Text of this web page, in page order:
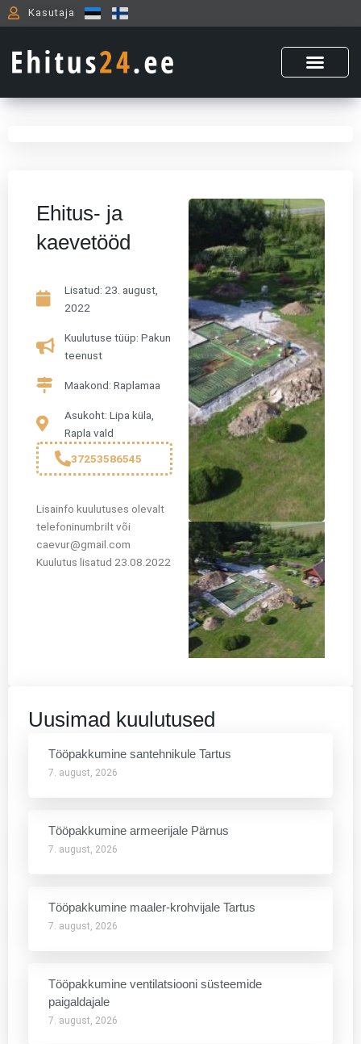
Skip
to
Kasutaja
Ehitus- ja
kaevetööd
Lisatud: 23. august,
2022
Kuulutuse tüüp: Pakun
teenust
Maakond: Raplamaa
Asukoht: Lipa küla,
Rapla vald
37253586545
Lisainfo kuulutuses olevalt
telefoninumbrilt või
caevur@gmail.com
Kuulutus lisatud 23.08.2022
Uusimad kuulutused
Tööpakkumine santehnikule Tartus
7. august, 2026
Tööpakkumine armeerijale Pärnus
7. august, 2026
Tööpakkumine maaler-krohvijale Tartus
7. august, 2026
Tööpakkumine ventilatsiooni süsteemide
paigaldajale
7. august, 2026